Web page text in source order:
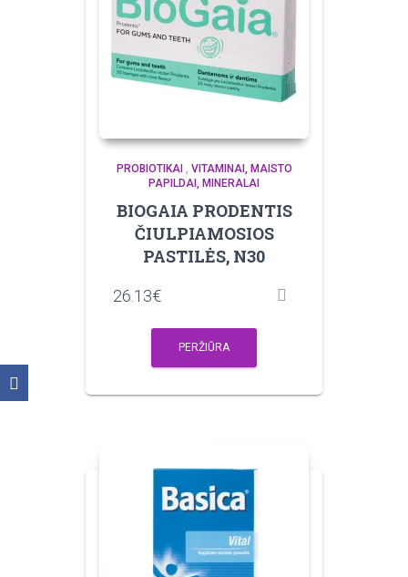
PROBIOTIKAI , VITAMINAI, MAISTO
PAPILDAI, MINERALAI
BIOGAIA PRODENTIS
ČIULPIAMOSIOS
PASTILĖS, N30
26.13€
PERŽIŪRA